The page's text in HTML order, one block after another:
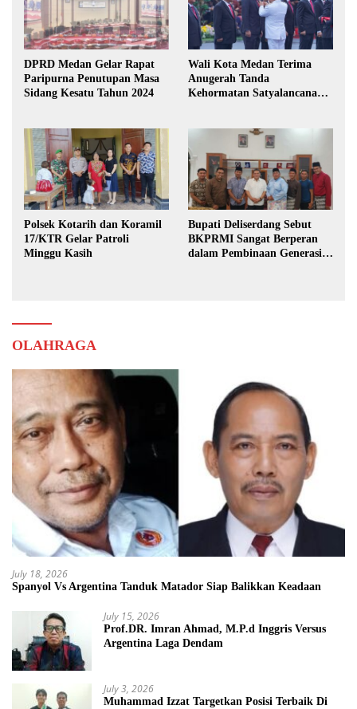
DPRD Medan Gelar Rapat
Paripurna Penutupan Masa
Sidang Kesatu Tahun 2024
Wali Kota Medan Terima
Anugerah Tanda
Kehormatan Satyalancana
Polsek Kotarih dan Koramil
17/KTR Gelar Patroli
Minggu Kasih
Bupati Deliserdang Sebut
BKPRMI Sangat Berperan
dalam Pembinaan Generasi
OLAHRAGA
July 18, 2026
Spanyol Vs Argentina Tanduk Matador Siap Balikkan Keadaan
July 15, 2026
Prof.DR. Imran Ahmad, M.P.d Inggris Versus
Argentina Laga Dendam
July 3, 2026
Muhammad Izzat Targetkan Posisi Terbaik Di